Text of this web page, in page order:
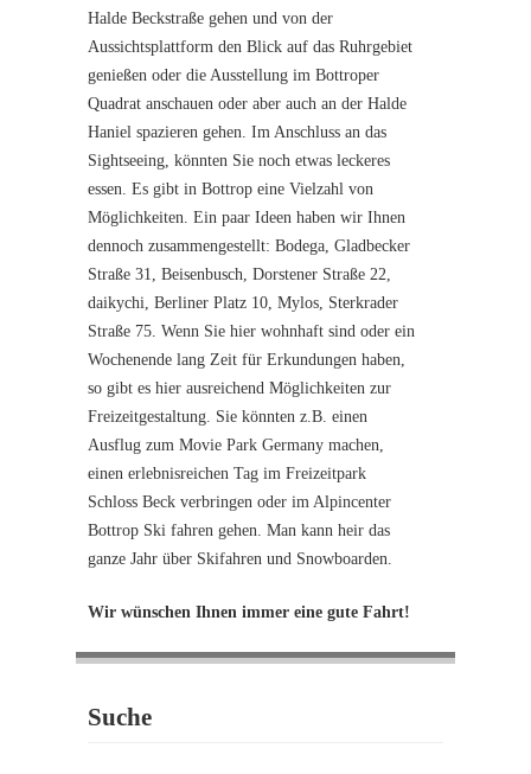
Halde Beckstraße gehen und von der
Aussichtsplattform den Blick auf das Ruhrgebiet
genießen oder die Ausstellung im Bottroper
Quadrat anschauen oder aber auch an der Halde
Haniel spazieren gehen. Im Anschluss an das
Sightseeing, könnten Sie noch etwas leckeres
essen. Es gibt in Bottrop eine Vielzahl von
Möglichkeiten. Ein paar Ideen haben wir Ihnen
dennoch zusammengestellt: Bodega, Gladbecker
Straße 31, Beisenbusch, Dorstener Straße 22,
daikychi, Berliner Platz 10, Mylos, Sterkrader
Straße 75. Wenn Sie hier wohnhaft sind oder ein
Wochenende lang Zeit für Erkundungen haben,
so gibt es hier ausreichend Möglichkeiten zur
Freizeitgestaltung. Sie könnten z.B. einen
Ausflug zum Movie Park Germany machen,
einen erlebnisreichen Tag im Freizeitpark
Schloss Beck verbringen oder im Alpincenter
Bottrop Ski fahren gehen. Man kann heir das
ganze Jahr über Skifahren und Snowboarden.
Wir wünschen Ihnen immer eine gute Fahrt!
Suche